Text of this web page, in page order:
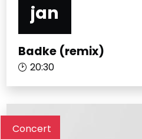
jan
Badke (remix)
20:30
Concert